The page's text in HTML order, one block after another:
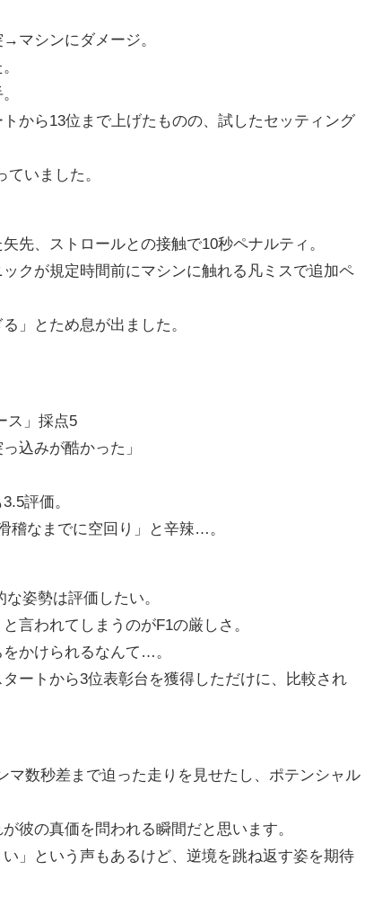
マシンにダメージ。
から13位まで上げたものの、試したセッティング
いました。
先、ストロールとの接触で10秒ペナルティ。
クが規定時間前にマシンに触れる凡ミスで追加ペ
」とため息が出ました。
ス」採点5
込みが酷かった」
評価。
稽なまでに空回り」と辛辣…。
姿勢は評価したい。
言われてしまうのがF1の厳しさ。
かけられるなんて…。
ートから3位表彰台を獲得しただけに、比較され
マ数秒差まで迫った走りを見せたし、ポテンシャル
の真価を問われる瞬間だと思います。
」という声もあるけど、逆境を跳ね返す姿を期待